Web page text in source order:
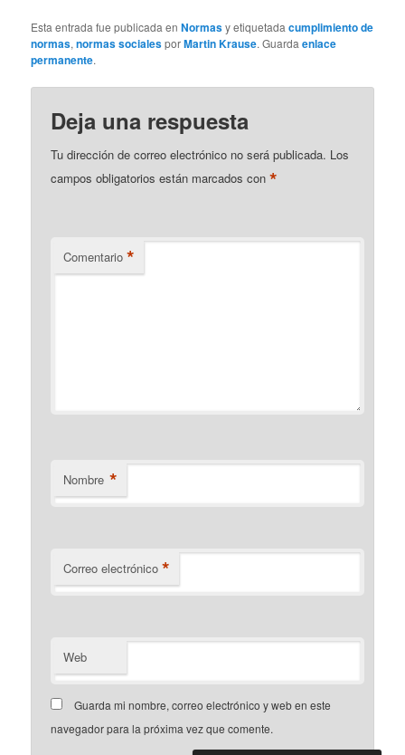
Esta entrada fue publicada enNormasy etiquetadacumplimiento de
normas,normas socialesporMartin Krause. Guardaenlace
permanente.
Deja una respuesta
Tu dirección de correo electrónico no será publicada. Los
campos obligatorios están marcados con*
Comentario *
Nombre *
Correo electrónico *
Web
Guarda mi nombre, correo electrónico y web en este
navegador para la próxima vez que comente.